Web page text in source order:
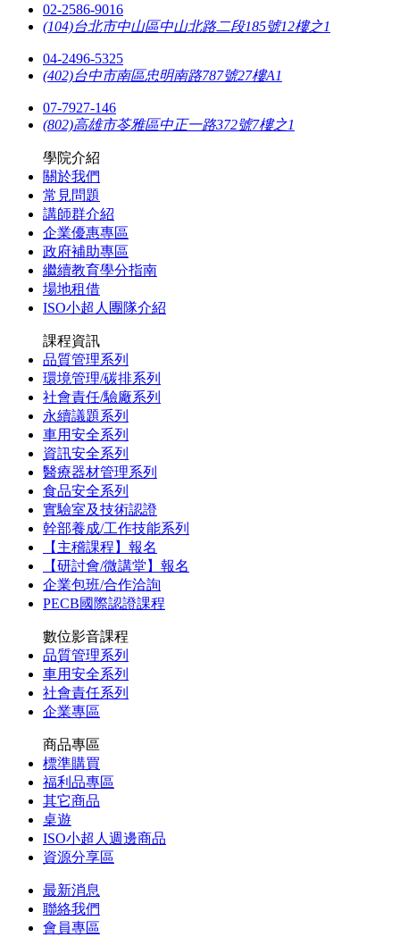
02-2586-9016
(104)台北市中山區中山北路二段185號12樓之1
04-2496-5325
(402)台中市南區忠明南路787號27樓A1
07-7927-146
(802)高雄市苓雅區中正一路372號7樓之1
學院介紹
關於我們
常見問題
講師群介紹
企業優惠專區
政府補助專區
繼續教育學分指南
場地租借
ISO小超人團隊介紹
課程資訊
品質管理系列
環境管理/碳排系列
社會責任/驗廠系列
永續議題系列
車用安全系列
資訊安全系列
醫療器材管理系列
食品安全系列
實驗室及技術認證
幹部養成/工作技能系列
【主稽課程】報名
【研討會/微講堂】報名
企業包班/合作洽詢
PECB國際認證課程
數位影音課程
品質管理系列
車用安全系列
社會責任系列
企業專區
商品專區
標準購買
福利品專區
其它商品
桌遊
ISO小超人週邊商品
資源分享區
最新消息
聯絡我們
會員專區